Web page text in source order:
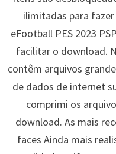
ilimitadas para
eFootball PES 2023
facilitar o download.
contêm arquivos
de dados de internet
comprimi os
download. As mais
faces Ainda mais